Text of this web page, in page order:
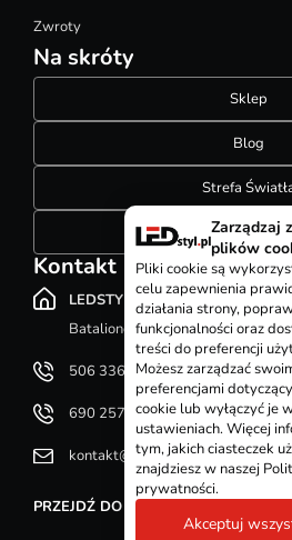
Zwroty
Na skróty
Sklep
Blog
Strefa
Konfigurator
Kontakt
LEDSTYL.pl
Batalionów Chłopskich 12, 94-
506 336 320
690 257 092
kontakt@ledstyl.pl
PRZEJDŹ DO DZIAŁU KONTAKT
Zarządzaj
plików
Pliki cookie są
celu zapewnienia
działania strony,
funkcjonalności oraz
treści do preferencji
Możesz zarządzać
preferencjami
cookie lub wyłączyć je
ustawieniach. Więcej
tym, jakich ciasteczek
znajdziesz w naszej
prywatności.
Akceptuj